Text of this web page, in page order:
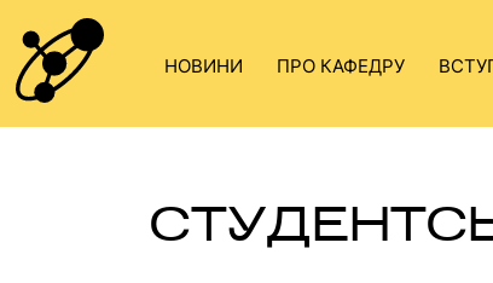
content
НОВИНИ ПРО КАФЕДРУ